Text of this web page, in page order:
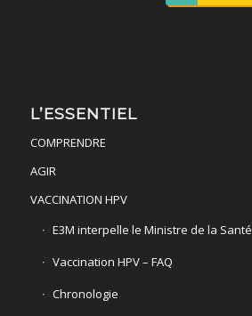
L’ESSENTIEL
COMPRENDRE
AGIR
VACCINATION HPV
E3M interpelle le Ministre de la Santé
Vaccination HPV – FAQ
Chronologie